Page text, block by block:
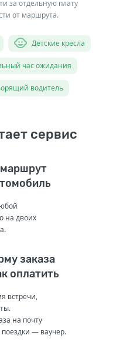
за отдельную плату
от маршрута.
Детские кресла
час ожидания
водитель
сервис
на двоих
заказа
оплатить
встречи,
на почту
— ваучер.